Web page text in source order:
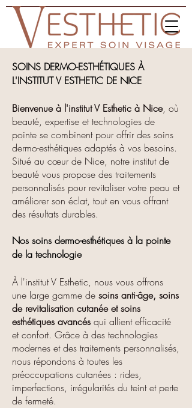
SOINS DERMO-ESTHÉTIQUES À
L'INSTITUT V ESTHETIC DE NICE
Bienvenue à l'institut V Esthetic à Nice, où
beauté, expertise et technologies de
pointe se combinent pour offrir des soins
dermo-esthétiques adaptés à vos besoins.
Situé au cœur de Nice, notre institut de
beauté vous propose des traitements
personnalisés pour revitaliser votre peau et
améliorer son éclat, tout en vous offrant
des résultats durables.
Nos soins dermo-esthétiques à la pointe
de la technologie
À l'institut V Esthetic, nous vous offrons
une large gamme de soins anti-âge, soins
de revitalisation cutanée et soins
esthétiques avancés qui allient efficacité
et confort. Grâce à des technologies
modernes et des traitements personnalisés,
nous répondons à toutes les
préoccupations cutanées : rides,
imperfections, irrégularités du teint et perte
de fermeté.